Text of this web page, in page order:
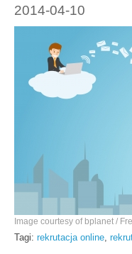
2014-04-10
Image courtesy of bplanet /
Tagi: rekrutacja online,